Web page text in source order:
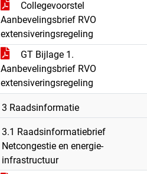
Collegevoorstel
Aanbevelingsbrief RVO
extensiveringsregeling
GT Bijlage 1.
Aanbevelingsbrief RVO
extensiveringsregeling
3 Raadsinformatie
3.1 Raadsinformatiebrief
Netcongestie en energie-
infrastructuur